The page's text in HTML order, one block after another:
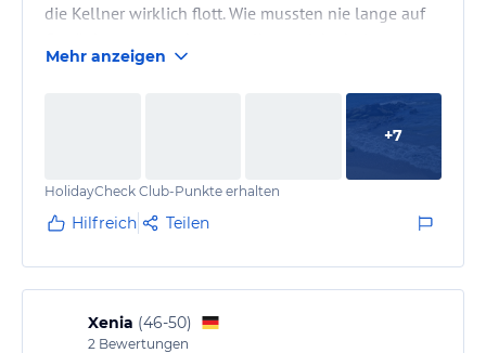
die Kellner wirklich flott. Wie mussten nie lange auf
Der Strand sehr nah , Hotel liegt direkt am Meer , nur
wenige Meter zum laufen. Die Strandbar gefiel uns
gesehen hab, nicht so nach Kantine aussehend Auch
Mehr anzeigen
+7
HolidayCheck Club-Punkte erhalten
Hilfreich Teilen
Xenia (46-50)
2 Bewertungen